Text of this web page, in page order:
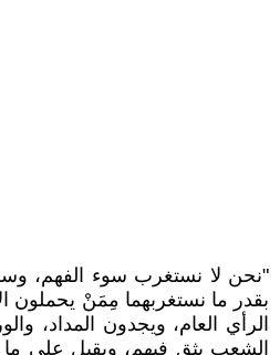
"نحن لا نستغرب سوء الفهم،
بقدر ما نستغربهما مِمَنْ يحملون
الرأي العام، ويجدون المداد،
الشعب يثق فيهم، ويقبل على